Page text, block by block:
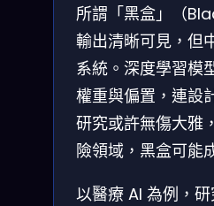
所謂「黑盒」（
輸出清晰可見，但
系統。深度學習
權重與偏置，連設
研究或許無傷大雅
險領域，黑盒可能
以醫療 AI 為例，